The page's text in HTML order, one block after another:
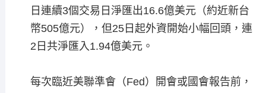
日連續3個交易日淨匯出16.6億美元（約近新台
幣505億元），但25日起外資開始小幅回頭，連
2日共淨匯入1.94億美元。
每次臨近美聯準會（Fed）開會或國會報告前，